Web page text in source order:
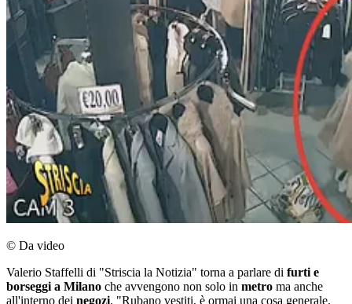
© Da video
Valerio Staffelli di "Striscia la Notizia" torna a parlare di furti e
borseggi a Milano che avvengono non solo in metro ma anche
all'interno dei negozi. "Rubano vestiti, è ormai una cosa generale.